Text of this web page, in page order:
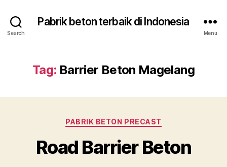
Search
Pabrik beton terbaik di Indonesia
Menu
Tag: Barrier Beton Magelang
Categories
PABRIK BETON PRECAST
Road Barrier Beton